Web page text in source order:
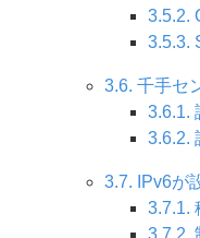
3.5.2.
3.5.3.
3.6. 千手セ
3.6.1.
3.6.2.
3.7. IPv6が
3.7.1.
3.7.2.